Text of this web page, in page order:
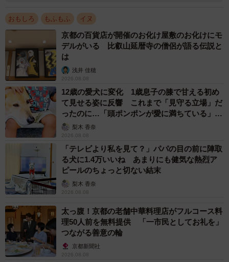
おもしろ もふもふ イヌ
京都の百貨店が開催のお化け屋敷のお化けにモ
デルがいる 比叡山延暦寺の僧侶が語る伝説と
は
浅井 佳穂
2026.08.08
12歳の愛犬に変化 1歳息子の膝で甘える初め
て見せる姿に反響 これまで「見守る立場」だ
ったのに…「頭ポンポンが愛に満ちている」
「尊…」
梨木 香奈
2026.08.08
「テレビより私を見て？」パパの目の前に陣取
る犬に1.4万いいね あまりにも健気な熱烈ア
ピールのちょっと切ない結末
梨木 香奈
2026.08.08
太っ腹！京都の老舗中華料理店がフルコース料
理50人前を無料提供 「一市民としてお礼を」
つながる善意の輪
京都新聞社
2026.08.08